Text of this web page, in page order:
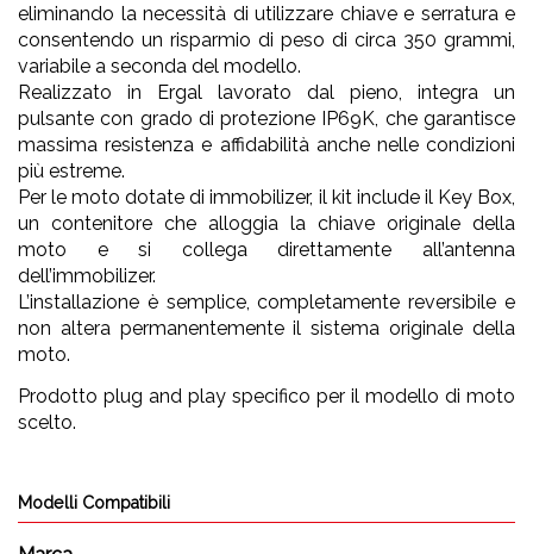
eliminando la necessità di utilizzare chiave e serratura e
consentendo un risparmio di peso di circa 350 grammi,
variabile a seconda del modello.
Realizzato in Ergal lavorato dal pieno, integra un
pulsante con grado di protezione IP69K, che garantisce
massima resistenza e affidabilità anche nelle condizioni
più estreme.
Per le moto dotate di immobilizer, il kit include il Key Box,
un contenitore che alloggia la chiave originale della
moto e si collega direttamente all’antenna
dell’immobilizer.
L’installazione è semplice, completamente reversibile e
non altera permanentemente il sistema originale della
moto.
Prodotto plug and play specifico per il modello di moto
scelto.
Modelli Compatibili